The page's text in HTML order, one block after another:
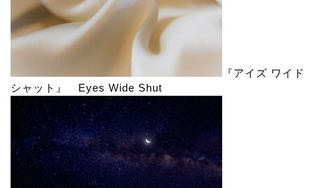
『アイズ ワイド
シャット』 Eyes Wide Shut